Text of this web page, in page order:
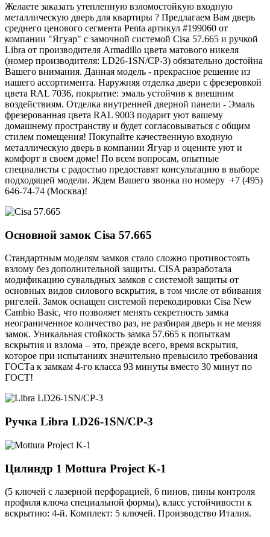
Желаете заказать утепленную взломостойкую входную
металлическую дверь для квартиры ? Предлагаем Вам дверь
среднего ценового сегмента Penta артикул #199060 от
компании "Ягуар" с замочной системой Cisa 57.665 и ручкой
Libra от производителя Armadillo цвета матового никеля
(номер производителя: LD26-1SN/CP-3) обязательно достойна
Вашего внимания. Данная модель - прекрасное решение из
нашего ассортимента. Наружняя отделка двери с фрезеровкой
цвета RAL 7036, покрытие: эмаль устойчив к внешним
воздействиям. Отделка внутренней дверной панели - Эмаль
фрезерованная цвета RAL 9003 подарит уют вашему
домашнему пространству и будет согласовываться с общим
стилем помещения! Покупайте качественную входную
металлическую дверь в компании Ягуар и оцените уют и
комфорт в своем доме! По всем вопросам, опытные
специалисты с радостью предоставят консультацию в выборе
подходящей модели. Ждем Вашего звонка по номеру +7 (495)
646-74-74 (Москва)!
Основной замок Cisa 57.665
Стандартным моделям замков стало сложно противостоять
взлому без дополнительной защиты. CISA разработала
модификацию сувальдных замков с системой защиты от
основных видов силового вскрытия, в том числе от вбивания
ригелей. Замок оснащен системой перекодировки Cisa New
Cambio Basic, что позволяет менять секретность замка
неограниченное количество раз, не разбирая дверь и не меняя
замок. Уникальная стойкость замка 57.665 к попыткам
вскрытия и взлома – это, прежде всего, время вскрытия,
которое при испытаниях значительно превысило требования
ГОСТа к замкам 4-го класса 93 минуты вместо 30 минут по
ГОСТ!
Ручка Libra LD26-1SN/CP-3
Цилиндр 1 Mottura Project K-1
(5 ключей с лазерной перфорацией, 6 пинов, пины контроля
профиля ключа специальной формы), класс устойчивости к
вскрытию: 4-й. Комплект: 5 ключей. Производство Италия.